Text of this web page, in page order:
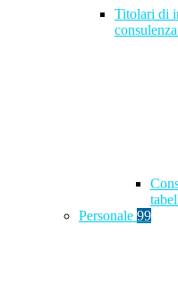
Titolari di
consulenza
Personale 99